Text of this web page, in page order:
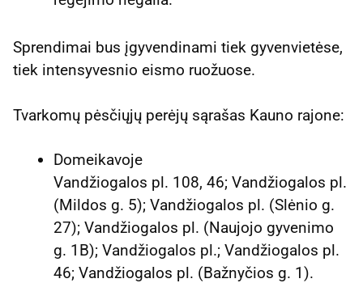
Sprendimai bus įgyvendinami tiek gyvenvietėse,
tiek intensyvesnio eismo ruožuose.
Tvarkomų pėsčiųjų perėjų sąrašas Kauno rajone:
Domeikavoje
Vandžiogalos pl. 108, 46; Vandžiogalos pl.
(Mildos g. 5); Vandžiogalos pl. (Slėnio g.
27); Vandžiogalos pl. (Naujojo gyvenimo
g. 1B); Vandžiogalos pl.; Vandžiogalos pl.
46; Vandžiogalos pl. (Bažnyčios g. 1).